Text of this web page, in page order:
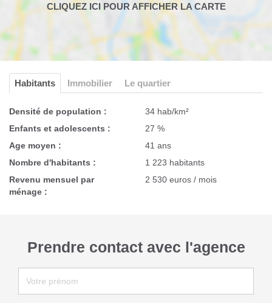
Habitants Immobilier Le quartier
Densité de population :
34 hab/km²
Enfants et adolescents :
27 %
Age moyen :
41 ans
Nombre d'habitants :
1 223 habitants
Revenu mensuel par
ménage :
2 530 euros / mois
Prendre contact avec l'agence